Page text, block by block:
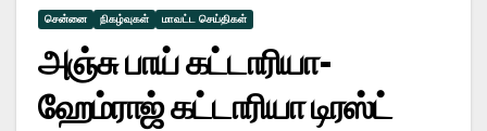
சென்னை நிகழ்வுகள் மாவட்ட செய்திகள்
அஞ்சு பாய் கட்டாரியா-
ஹேம்ராஜ் கட்டாரியா டிரஸ்ட்